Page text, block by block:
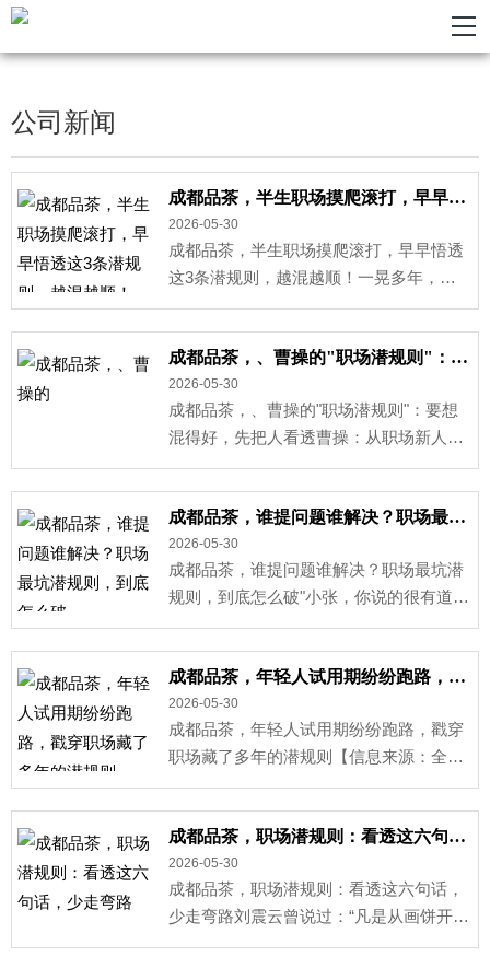
公司新闻
成都品茶，半生职场摸爬滚打，早早悟透这3条潜规则，越混越顺！
2026-05-30
成都品茶，半生职场摸爬滚打，早早悟透
这3条潜规则，越混越顺！一晃多年，我
在职场深耕将近二十年。从刚毕业懵懂无
知、被领导说两···
成都品茶，、曹操的"职场潜规则"：要想混得好，先把人看透
2026-05-30
成都品茶，、曹操的"职场潜规则"：要想
混得好，先把人看透曹操：从职场新人到
三国CEO，他的逆袭法则比《甄嬛传》还
狠！···
成都品茶，谁提问题谁解决？职场最坑潜规则，到底怎么破
2026-05-30
成都品茶，谁提问题谁解决？职场最坑潜
规则，到底怎么破"小张，你说的很有道
理，那你来牵头改一下吧。"就这一句话，
多···
成都品茶，年轻人试用期纷纷跑路，戳穿职场藏了多年的潜规则
2026-05-30
成都品茶，年轻人试用期纷纷跑路，戳穿
职场藏了多年的潜规则【信息来源：全国
总工会劳动权益保障调研中心】现在职场
出现一个很普···
成都品茶，职场潜规则：看透这六句话，少走弯路
2026-05-30
成都品茶，职场潜规则：看透这六句话，
少走弯路刘震云曾说过：“凡是从画饼开始
的，最后都是卸磨杀驴；凡是突然强调规